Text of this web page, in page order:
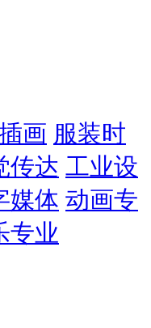
画 服装时
传达 工业设
媒体 动画专
专业